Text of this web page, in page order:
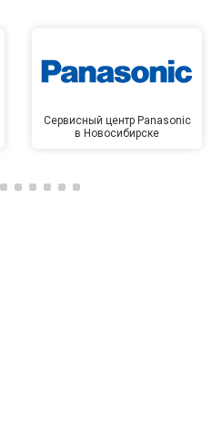
Сервисный центр Panasonic
в Новосибирске